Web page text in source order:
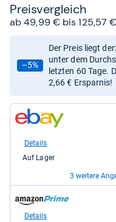
Preis­ver­gleich
ab 49,99 € bis 125,57 €
–5%
Der Preis liegt
unter dem
letzten 60 Tage.
2,66 € Ersparnis!
zum
Shop:
eBay
49,99
Details
Auf Lager
3 weitere
Shop:
Details
Shop:
Details